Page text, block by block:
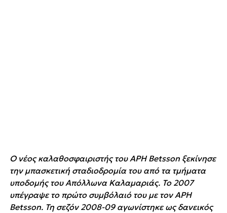
Ο νέος καλαθοσφαιριστής του ΑΡΗ Betsson ξεκίνησε
την μπασκετική σταδιοδρομία του από τα τμήματα
υποδομής του Απόλλωνα Καλαμαριάς. Το 2007
υπέγραψε το πρώτο συμβόλαιό του με τον ΑΡΗ
Betsson. Τη σεζόν 2008-09 αγωνίστηκε ως δανεικός